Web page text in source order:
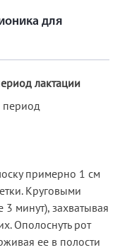
для
лактации
период
примерно 1 см
Круговыми
минут), захватывая
Ополоснуть рот
ее в полости